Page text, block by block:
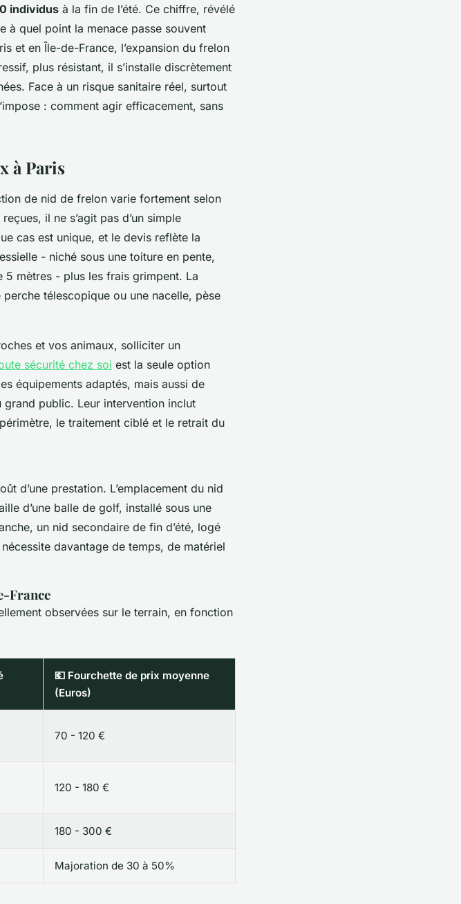
individus à la fin de l’été. Ce chiffre, révélé
à quel point la menace passe souvent
et en Île-de-France, l’expansion du frelon
plus résistant, il s’installe discrètement
Face à un risque sanitaire réel, surtout
: comment agir efficacement, sans
à Paris
de nid de frelon varie fortement selon
il ne s’agit pas d’un simple
cas est unique, et le devis reflète la
- niché sous une toiture en pente,
5 mètres - plus les frais grimpent. La
télescopique ou une nacelle, pèse
et vos animaux, solliciter un
sécurité chez soi est la seule option
équipements adaptés, mais aussi de
public. Leur intervention inclut
le traitement ciblé et le retrait du
d’une prestation. L’emplacement du nid
d’une balle de golf, installé sous une
un nid secondaire de fin d’été, logé
davantage de temps, de matériel
France
observées sur le terrain, en fonction
💶 Fourchette de prix moyenne
(Euros)
70 - 120 €
120 - 180 €
180 - 300 €
Majoration de 30 à 50%